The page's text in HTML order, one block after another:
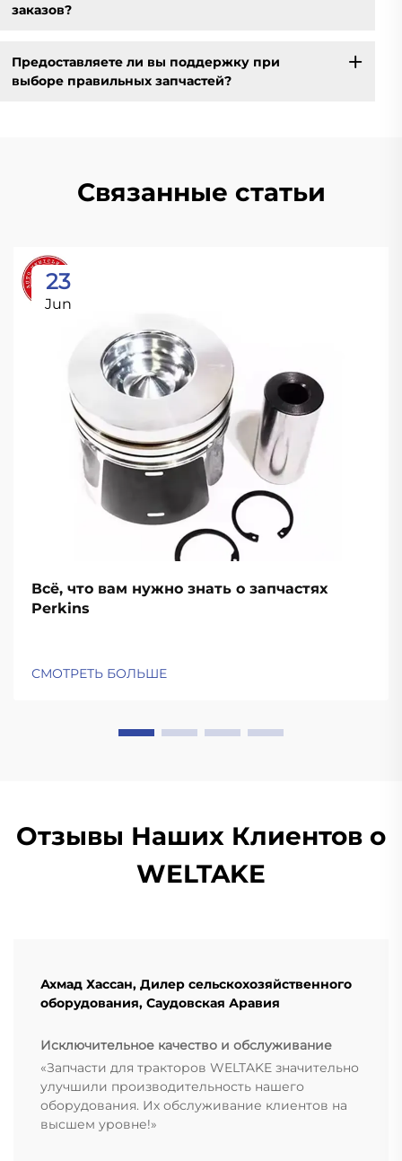
заказов?
Предоставляете ли вы поддержку при
выборе правильных запчастей?
Связанные статьи
23
Jun
Всё, что вам нужно знать о запчастях
Perkins
СМОТРЕТЬ БОЛЬШЕ
Отзывы Наших Клиентов о
WELTAKE
Ахмад Хассан, Дилер сельскохозяйственного
оборудования, Саудовская Аравия
Исключительное качество и обслуживание
«Запчасти для тракторов WELTAKE значительно
улучшили производительность нашего
оборудования. Их обслуживание клиентов на
высшем уровне!»